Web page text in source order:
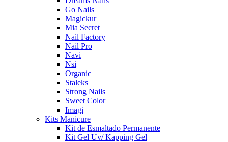
Go Nails
Magickur
Mia Secret
Nail Factory
Nail Pro
Navi
Nsi
Organic
Staleks
Strong Nails
Sweet Color
Imagi
Kits Manicure
Kit de Esmaltado Permanente
Kit Gel Uv/ Kapping Gel